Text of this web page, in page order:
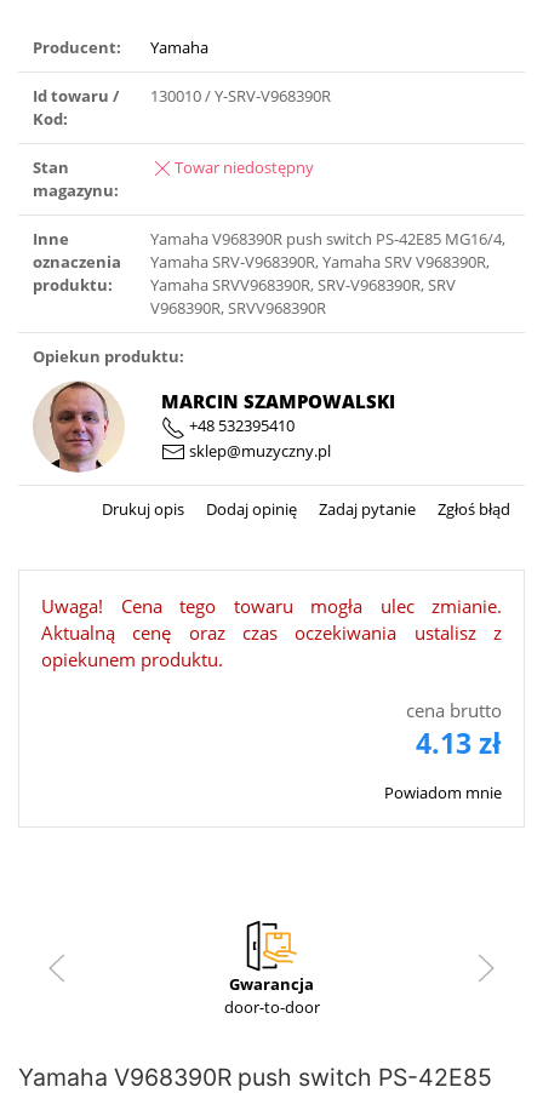
Producent: Yamaha
Id towaru /
Kod:
130010 / Y-SRV-V968390R
Stan
magazynu:
Towar niedostępny
Inne
oznaczenia
produktu:
Yamaha V968390R push switch PS-42E85 MG16/4,
Yamaha SRV-V968390R, Yamaha SRV V968390R,
Yamaha SRVV968390R, SRV-V968390R, SRV
V968390R, SRVV968390R
Opiekun produktu:
MARCIN SZAMPOWALSKI
+48 532395410
sklep@muzyczny.pl
Drukuj opis Dodaj opinię Zadaj pytanie Zgłoś błąd
Uwaga! Cena tego towaru mogła ulec zmianie.
Aktualną cenę oraz czas oczekiwania ustalisz z
opiekunem produktu.
cena brutto
4.13 zł
Powiadom mnie
Gwarancja
door-to-door
Yamaha V968390R push switch PS-42E85